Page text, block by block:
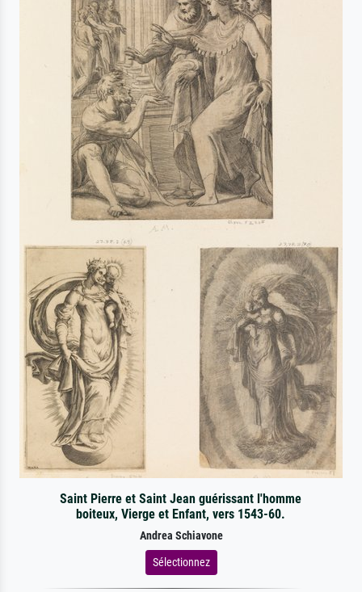
Saint Pierre et Saint Jean guérissant l'homme
boiteux, Vierge et Enfant, vers 1543-60.
Andrea Schiavone
Sélectionnez